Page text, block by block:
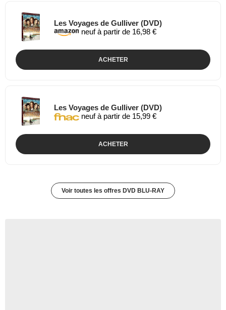
Les Voyages de Gulliver (DVD)
neuf à partir de 16,98 €
ACHETER
Les Voyages de Gulliver (DVD)
neuf à partir de 15,99 €
ACHETER
Voir toutes les offres DVD BLU-RAY